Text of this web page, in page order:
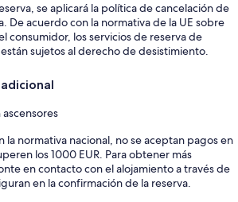
se aplicará la política de cancelación de
De acuerdo con la normativa de la UE sobre
consumidor, los servicios de reserva de
sujetos al derecho de desistimiento.
la normativa nacional, no se aceptan pagos en
los 1000 EUR. Para obtener más
en contacto con el alojamiento a través de
en la confirmación de la reserva.